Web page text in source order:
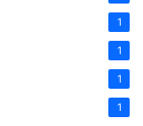
1
1
1
1